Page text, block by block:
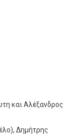
και Αλέξανδρος
Δημήτρης